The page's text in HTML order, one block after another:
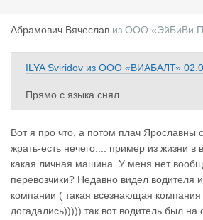
Абрамович Вячеслав из ООО «ЭйБиВи
ILYA Sviridov из ООО «ВИАБАЛТ»
Прямо с языка снял
овозы убили как транспортный бизнес
Вот я про что, а потом плач Ярославны
жрать-есть нечего.... пример из жизни в
какая личная машина. У меня нет
перевозчики? Недавно видел водителя
компании ( такая всезнающая
догадались))))) так вот водитель был